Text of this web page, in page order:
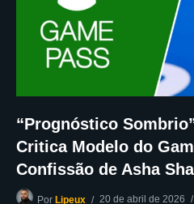
“Prognóstico
Critica Modelo do
Confissão de Asha
Por Lipeux 20 de abril de 2026